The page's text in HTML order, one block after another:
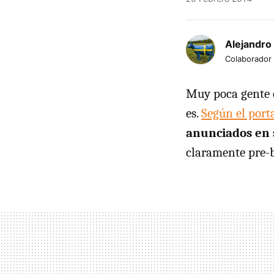
Alejandro
Colaborador
Muy poca gente
es.Según el
anunciados en
claramente pre-